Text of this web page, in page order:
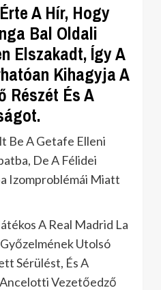
A Hír, Hogy
Bal Oldali
Elszakadt, Így A
Kihagyja A
Részét És A
Be A Getafe Elleni
De A Félidei
Izomproblémái Miatt
A Real Madrid La
Utolsó
Sérülést, És A
Vezetőedző